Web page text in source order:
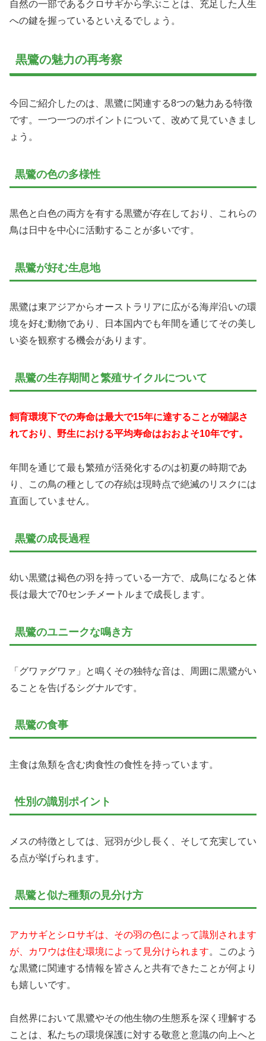
自然の一部であるクロサギから学ぶことは、充足した人生
への鍵を握っているといえるでしょう。
黒鷺の魅力の再考察
今回ご紹介したのは、黒鷺に関連する8つの魅力ある特徴
です。一つ一つのポイントについて、改めて見ていきまし
ょう。
黒鷺の色の多様性
黒色と白色の両方を有する黒鷺が存在しており、これらの
鳥は日中を中心に活動することが多いです。
黒鷺が好む生息地
黒鷺は東アジアからオーストラリアに広がる海岸沿いの環
境を好む動物であり、日本国内でも年間を通じてその美し
い姿を観察する機会があります。
黒鷺の生存期間と繁殖サイクルについて
飼育環境下での寿命は最大で15年に達することが確認さ
れており、野生における平均寿命はおおよそ10年です。
年間を通じて最も繁殖が活発化するのは初夏の時期であ
り、この鳥の種としての存続は現時点で絶滅のリスクには
直面していません。
黒鷺の成長過程
幼い黒鷺は褐色の羽を持っている一方で、成鳥になると体
長は最大で70センチメートルまで成長します。
黒鷺のユニークな鳴き方
「グワァグワァ」と鳴くその独特な音は、周囲に黒鷺がい
ることを告げるシグナルです。
黒鷺の食事
主食は魚類を含む肉食性の食性を持っています。
性別の識別ポイント
メスの特徴としては、冠羽が少し長く、そして充実してい
る点が挙げられます。
黒鷺と似た種類の見分け方
アカサギとシロサギは、その羽の色によって識別されます
が、カワウは住む環境によって見分けられます。このよう
な黒鷺に関連する情報を皆さんと共有できたことが何より
も嬉しいです。
自然界において黒鷺やその他生物の生態系を深く理解する
ことは、私たちの環境保護に対する敬意と意識の向上へと